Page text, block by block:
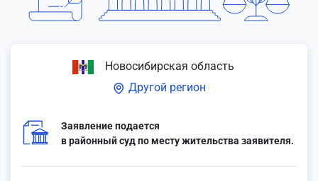
Новосибирская область
Другой регион
Заявление подается
в районный суд по месту жительства заявителя.